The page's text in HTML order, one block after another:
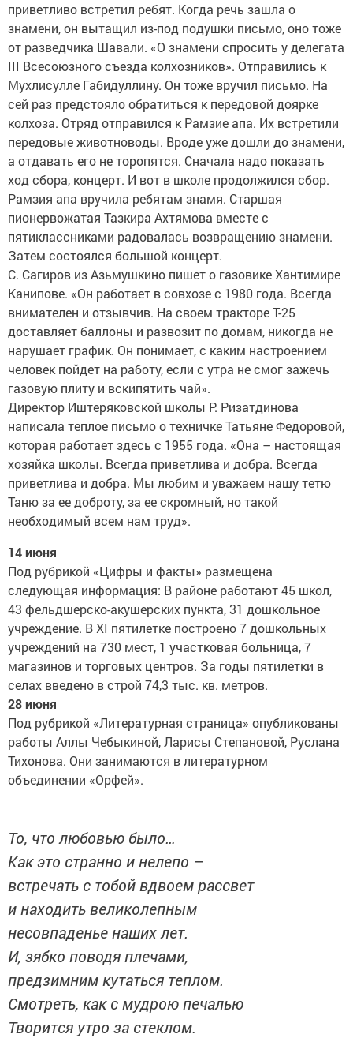
приветливо встретил ребят. Когда речь зашла о
знамени, он вытащил из-под подушки письмо, оно тоже
от разведчика Шавали. «О знамени спросить у делегата
III Всесоюзного съезда колхозников». Отправились к
Мухлисулле Габидуллину. Он тоже вручил письмо. На
сей раз предстояло обратиться к передовой доярке
колхоза. Отряд отправился к Рамзие апа. Их встретили
передовые животноводы. Вроде уже дошли до знамени,
а отдавать его не торопятся. Сначала надо показать
ход сбора, концерт. И вот в школе продолжился сбор.
Рамзия апа вручила ребятам знамя. Старшая
пионервожатая Тазкира Ахтямова вместе с
пятиклассниками радовалась возвращению знамени.
Затем состоялся большой концерт.
С. Сагиров из Азьмушкино пишет о газовике Хантимире
Канипове. «Он работает в совхозе с 1980 года. Всегда
внимателен и отзывчив. На своем тракторе Т-25
доставляет баллоны и развозит по домам, никогда не
нарушает график. Он понимает, с каким настроением
человек пойдет на работу, если с утра не смог зажечь
газовую плиту и вскипятить чай».
Директор Иштеряковской школы Р. Ризатдинова
написала теплое письмо о техничке Татьяне Федоровой,
которая работает здесь с 1955 года. «Она – настоящая
хозяйка школы. Всегда приветлива и добра. Всегда
приветлива и добра. Мы любим и уважаем нашу тетю
Таню за ее доброту, за ее скромный, но такой
необходимый всем нам труд».
14 июня
Под рубрикой «Цифры и факты» размещена
следующая информация: В районе работают 45 школ,
43 фельдшерско-акушерских пункта, 31 дошкольное
учреждение. В XI пятилетке построено 7 дошкольных
учреждений на 730 мест, 1 участковая больница, 7
магазинов и торговых центров. За годы пятилетки в
селах введено в строй 74,3 тыс. кв. метров.
28 июня
Под рубрикой «Литературная страница» опубликованы
работы Аллы Чебыкиной, Ларисы Степановой, Руслана
Тихонова. Они занимаются в литературном
объединении «Орфей».
То, что любовью было…
Как это странно и нелепо –
встречать с тобой вдвоем рассвет
и находить великолепным
несовпаденье наших лет.
И, зябко поводя плечами,
предзимним кутаться теплом.
Смотреть, как с мудрою печалью
Творится утро за стеклом.